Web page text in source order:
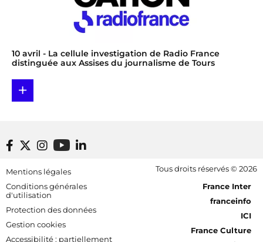
10 avril - La cellule investigation de Radio France
distinguée aux Assises du journalisme de Tours
+
Footer bottom
Mentions légales
Conditions générales
d'utilisation
Protection des données
Gestion cookies
Accessibilité : partiellement
Tous droits réservés © 2026
[RDF] Pied de page - Mobile
France Inter
franceinfo
ICI
France Culture